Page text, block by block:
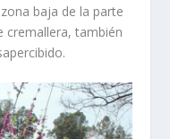
baja de la parte
cremallera, también